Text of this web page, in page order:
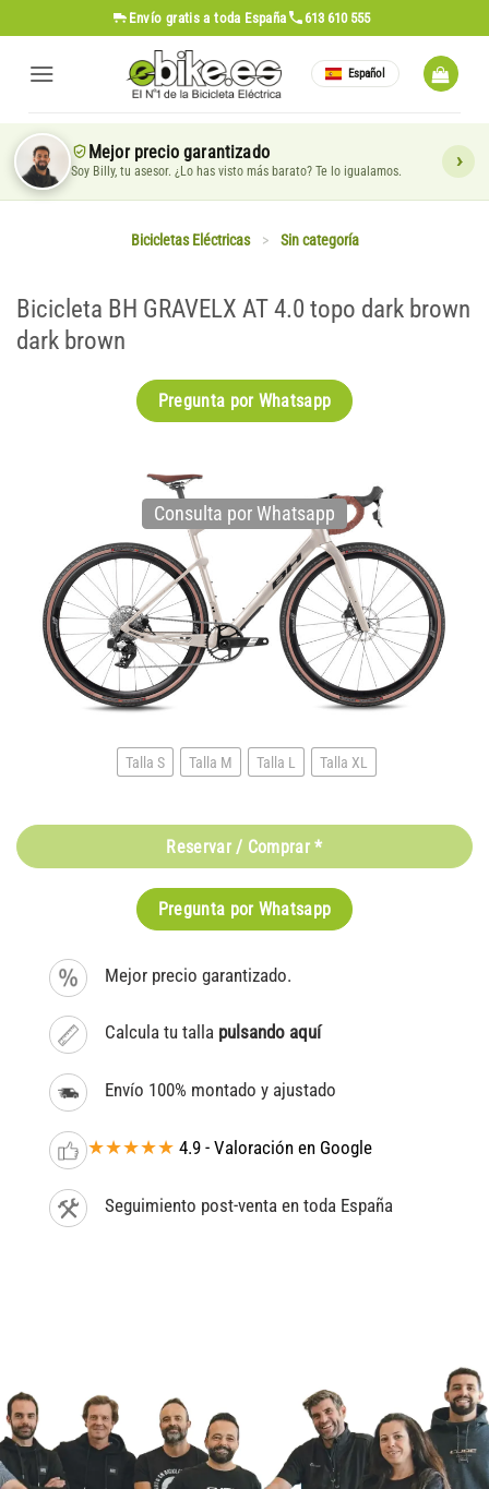
al
contenido
Envío gratis a toda España 613 610 555
Español
Mejor precio garantizado
Soy Billy, tu asesor. ¿Lo has visto más barato? Te lo igualamos.
Bicicletas Eléctricas > Sin categoría
Bicicleta BH GRAVELX AT 4.0 topo dark brown
dark brown
Pregunta por Whatsapp
Consulta por Whatsapp
Talla S Talla M Talla L Talla XL
Reservar / Comprar *
Pregunta por Whatsapp
Mejor precio garantizado.
Calcula tu talla pulsando aquí
Envío 100% montado y ajustado
★★★★★ 4.9 - Valoración en Google
Seguimiento post-venta en toda España